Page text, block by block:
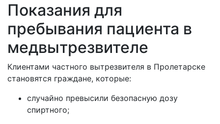
Показания для
пребывания пациента в
медвытрезвителе
Клиентами частного вытрезвителя в Пролетарске
становятся граждане, которые:
случайно превысили безопасную дозу
спиртного;